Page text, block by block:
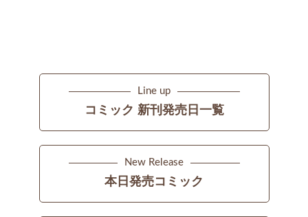
Line up
コミック 新刊発売日一覧
New Release
本日発売コミック